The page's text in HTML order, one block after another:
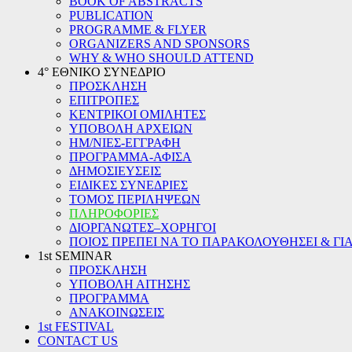
PUBLICATION
PROGRAMME & FLYER
ORGANIZERS AND SPONSORS
WHY & WHO SHOULD ATTEND
4° ΕΘΝΙΚΟ ΣΥΝΕΔΡΙΟ
ΠΡΟΣΚΛΗΣΗ
ΕΠΙΤΡΟΠΕΣ
ΚΕΝΤΡΙΚΟΙ ΟΜΙΛΗΤΕΣ
ΥΠΟΒΟΛΗ ΑΡΧΕΙΩΝ
ΗΜ/ΝΙΕΣ-ΕΓΓΡΑΦΗ
ΠΡΟΓΡΑΜΜΑ-ΑΦΙΣΑ
ΔΗΜΟΣΙΕΥΣΕΙΣ
ΕΙΔΙΚΕΣ ΣΥΝΕΔΡΙΕΣ
ΤΟΜΟΣ ΠΕΡΙΛΗΨΕΩΝ
ΠΛΗΡΟΦΟΡΙΕΣ
ΔΙΟΡΓΑΝΩΤΕΣ–ΧΟΡΗΓΟΙ
ΠΟΙΟΣ ΠΡΕΠΕΙ ΝΑ ΤΟ ΠΑΡΑΚΟΛΟΥΘΗΣΕΙ &
1st SEMINAR
ΠΡΟΣΚΛΗΣΗ
ΥΠΟΒΟΛΗ ΑΙΤΗΣΗΣ
ΠΡΟΓΡΑΜΜΑ
ΑΝΑΚΟΙΝΩΣΕΙΣ
1st FESTIVAL
CONTACT US